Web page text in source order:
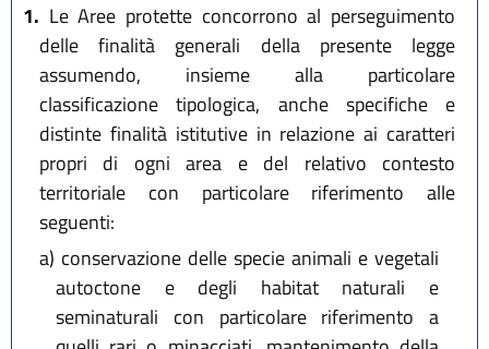
1. Le Aree protette concorrono al perseguimento
delle finalità generali della presente legge
assumendo, insieme alla particolare
classificazione tipologica, anche specifiche e
distinte finalità istitutive in relazione ai caratteri
propri di ogni area e del relativo contesto
territoriale con particolare riferimento alle
seguenti:
a) conservazione delle specie animali e vegetali
autoctone e degli habitat naturali e
seminaturali con particolare riferimento a